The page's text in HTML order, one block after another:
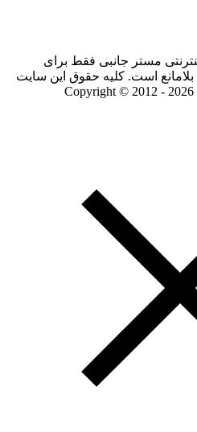
مستر جانبی فقط برای
است. کلیه حقوق این سایت